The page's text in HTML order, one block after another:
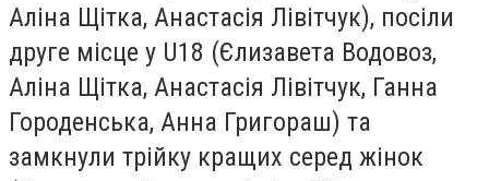
Аліна Щітка, Анастасія Лівітчук), посіли
друге місце у U18 (Єлизавета Водовоз,
Аліна Щітка, Анастасія Лівітчук, Ганна
Городенська, Анна Григораш) та
замкнули трійку кращих серед жінок